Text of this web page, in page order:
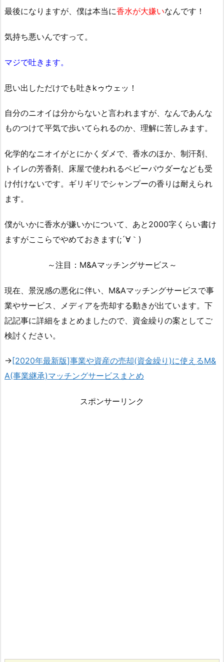
最後になりますが、僕は本当に香水が大嫌いなんです！
気持ち悪いんですって。
マジで吐きます。
思い出しただけでも吐きkゥウェッ！
自分のニオイは分からないと言われますが、なんであんな
ものつけて平気で歩いてられるのか、理解に苦しみます。
化学的なニオイがとにかくダメで、香水のほか、制汗剤、
トイレの芳香剤、床屋で使われるベビーパウダーなども受
け付けないです。ギリギリでシャンプーの香りは耐えられ
ます。
僕がいかに香水が嫌いかについて、あと2000字くらい書け
ますがここらでやめておきます(;´∀｀)
～注目：M&Aマッチングサービス～
現在、景況感の悪化に伴い、M&Aマッチングサービスで事
業やサービス、メディアを売却する動きが出ています。下
記記事に詳細をまとめましたので、資金繰りの案としてご
検討ください。
→ [2020年最新版]事業や資産の売却(資金繰り)に使えるM&
A(事業継承)マッチングサービスまとめ
スポンサーリンク